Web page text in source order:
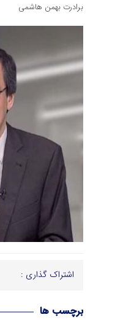
برادرت بهمن هاشمی
اشتراک گذاری :
برچسب ها